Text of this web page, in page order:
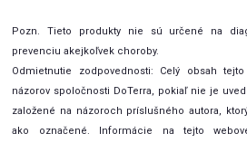
Pozn. Tieto produkty nie sú určené na
prevenciu akejkoľvek choroby.
Odmietnutie zodpovednosti: Celý obsah
názorov spoločnosti DoTerra, pokiaľ nie je
založené na názoroch príslušného autora,
ako označené. Informácie na tejto